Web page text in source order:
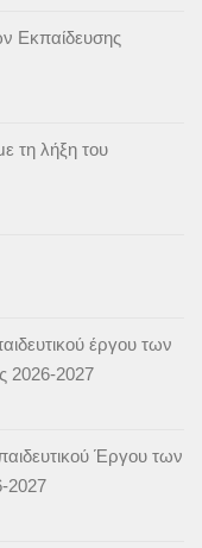
Εκπαίδευσης
τη λήξη του
έργου των
2026-2027
Έργου των
2027